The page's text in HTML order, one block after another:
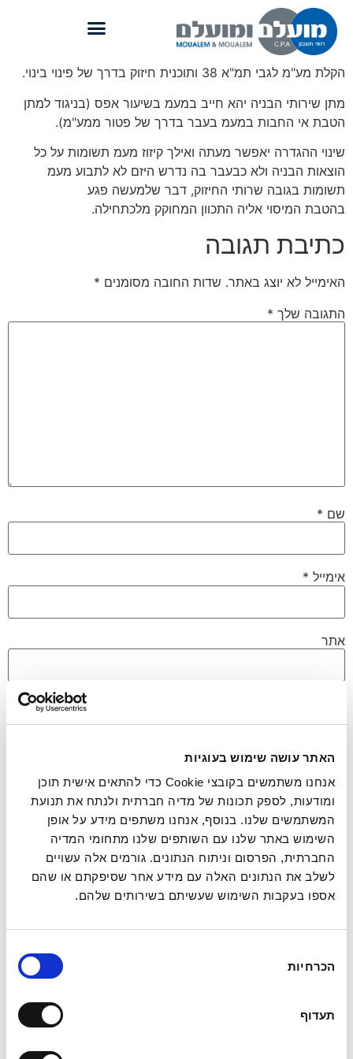
האתר עושה שימוש בעוגיות
אנחנו משתמשים בקובצי Cookie כדי להתאים אישית תוכן
ומודעות, לספק תכונות של מדיה חברתית ולנתח את תנועת
המשתמשים שלנו. בנוסף, אנחנו משתפים מידע על אופן
השימוש באתר שלנו עם השותפים שלנו מתחומי המדיה
החברתית, הפרסום וניתוח הנתונים. גורמים אלה עשויים
לשלב את הנתונים האלה עם מידע אחר שסיפקתם או שהם
אספו בעקבות השימוש שעשיתם בשירותים שלהם.
הסכמה
הכרחיות
תעדוף
הקלת מע"מ לגבי תמ"א 38 ותוכנית חיזוק בדרך של פינוי בינוי.
מתן שירותי הבניה יהא חייב במעמ בשיעור אפס (בניגוד למתן
הטבת אי החבות במעמ בעבר בדרך של פטור ממע"מ).
שינוי ההגדרה יאפשר מעתה ואילך קיזוז מעמ תשומות על כל
הוצאות הבניה ולא כבעבר בה נדרש היזם לא לתבוע מעמ
תשומות בגובה שרותי החיזוק, דבר שלמעשה פגע
בהטבת המיסוי אליה התכוון המחוקק מלכתחילה.
כתיבת תגובה
האימייל לא יוצג באתר. שדות החובה מסומנים *
התגובה שלך *
שם *
אימייל *
אתר
לכל שאלה , מלאו את הפרטים ואחד
מנציגינו יחזור אליכם בהקדם . נשמח
לעמוד לשרותכם.